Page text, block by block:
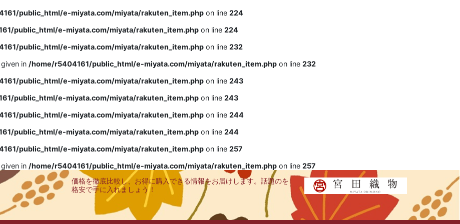
public_html/e-miyata.com/miyata/rakuten_item.php on line 224
public_html/e-miyata.com/miyata/rakuten_item.php on line 224
public_html/e-miyata.com/miyata/rakuten_item.php on line 232
in /home/r5404161/public_html/e-miyata.com/miyata/rakuten_item.php on line 232
public_html/e-miyata.com/miyata/rakuten_item.php on line 243
public_html/e-miyata.com/miyata/rakuten_item.php on line 243
public_html/e-miyata.com/miyata/rakuten_item.php on line 244
public_html/e-miyata.com/miyata/rakuten_item.php on line 244
public_html/e-miyata.com/miyata/rakuten_item.php on line 257
in /home/r5404161/public_html/e-miyata.com/miyata/rakuten_item.php on line 257
価格を徹底比較し、お得に購入できる情報をお届けします。話題のを
格安で手に入れましょう！